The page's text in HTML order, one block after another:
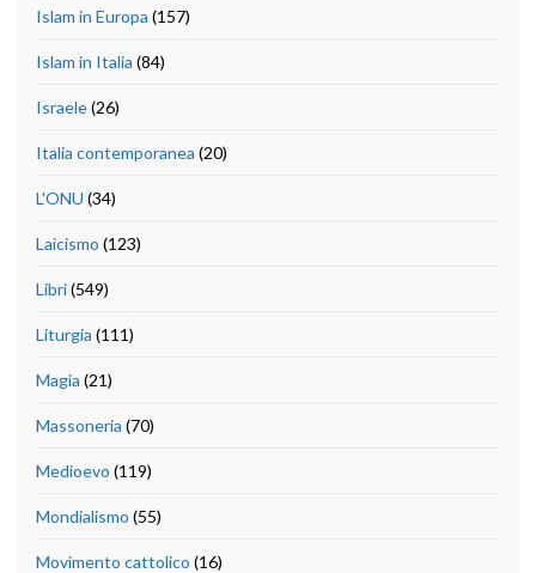
Islam in Europa (157)
Islam in Italia (84)
Israele(26)
Italia contemporanea (20)
L'ONU (34)
Laicismo (123)
Libri(549)
Liturgia (111)
Magia (21)
Massoneria (70)
Medioevo (119)
Mondialismo (55)
Movimento cattolico (16)